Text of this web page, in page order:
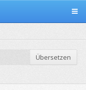
Übersetzen